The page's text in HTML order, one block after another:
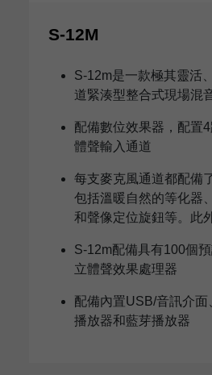
S-12M
S-12m是一款極其靈活
道緊湊型整合式現場混
配備數位效果器，配置
體聲輸入通道
每支麥克風通道都配備
包括溫暖自然的等化器
和聲像定位旋鈕等。此
S-12m配備具有100個
立體聲效果處理器
配備內置USB/音訊介
播放器和藍芽播放器